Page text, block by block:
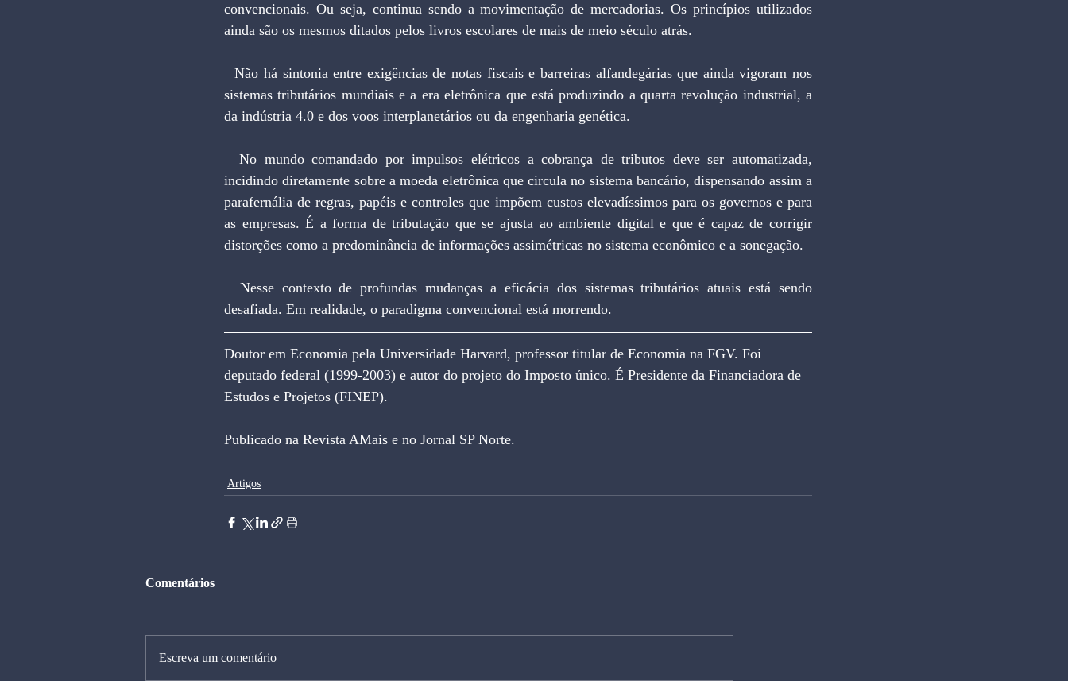
convencionais. Ou seja, continua sendo a movimentação de mercadorias. Os princípios utilizados
ainda são os mesmos ditados pelos livros escolares de mais de meio século atrás.
  Não há sintonia entre exigências de notas fiscais e barreiras alfandegárias que ainda vigoram nos
sistemas tributários mundiais e a era eletrônica que está produzindo a quarta revolução industrial, a
da indústria 4.0 e dos voos interplanetários ou da engenharia genética.
  No mundo comandado por impulsos elétricos a cobrança de tributos deve ser automatizada,
incidindo diretamente sobre a moeda eletrônica que circula no sistema bancário, dispensando assim a
parafernália de regras, papéis e controles que impõem custos elevadíssimos para os governos e para
as empresas. É a forma de tributação que se ajusta ao ambiente digital e que é capaz de corrigir
distorções como a predominância de informações assimétricas no sistema econômico e a sonegação.
desafiada. Em realidade, o paradigma convencional está morrendo.
Doutor em Economia pela Universidade Harvard, professor titular de Economia na FGV. Foi
deputado federal (1999-2003) e autor do projeto do Imposto único. É Presidente da Financiadora de
Estudos e Projetos (FINEP).
Publicado na Revista AMais e no Jornal SP Norte.
Artigos
Comentários
Escreva um comentário